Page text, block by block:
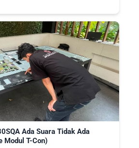
Ada Suara Tidak Ada
Modul T-Con)